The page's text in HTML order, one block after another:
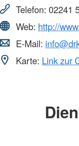
Telefon: 02241
Web: http://
E-Mail:
Karte: Link zur